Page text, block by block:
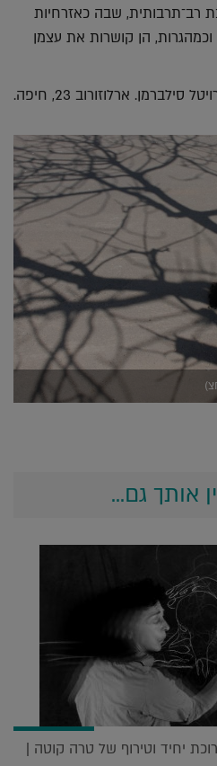
רב־תרבותית, שבה כאזרחיות
הן קושרות את עצמן
ארלוזורוב 23, חיפה.
אותך גם...
יחיד וטירוף של טרה קוטה |